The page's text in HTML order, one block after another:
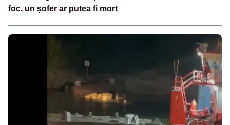
foc, un șofer ar putea fi mort